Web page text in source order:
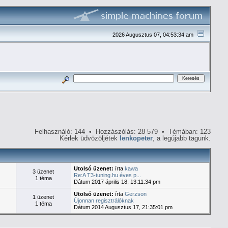
2026 Augusztus 07, 04:53:34 am
Felhasználó: 144 • Hozzászólás: 28 579 • Témában: 123
Kérlek üdvözöljétek lenkopeter , a legújabb tagunk.
3 üzenet
1 téma
Utolsó üzenet: írtakawa
Re:A T3-tuning.hu éves p...
Dátum 2017 április 18, 13:11:34 pm
1 üzenet
1 téma
Utolsó üzenet: írtaGerzson
Újonnan regisztrálóknak
Dátum 2014 Augusztus 17, 21:35:01 pm